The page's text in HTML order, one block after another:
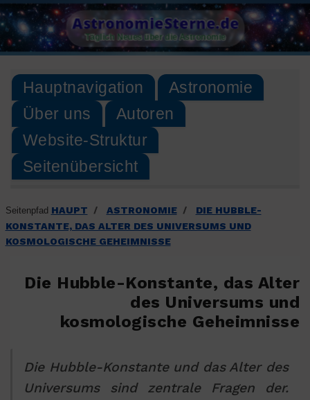
Skip
to
content
AstronomieSterne.de
Täglich Neues über die Astronomie
Hauptnavigation
Astronomie
Über uns
Autoren
Website-Struktur
Seitenübersicht
Seitenpfad HAUPT / ASTRONOMIE /
DIE HUBBLE-
KONSTANTE, DAS ALTER DES UNIVERSUMS UND
KOSMOLOGISCHE GEHEIMNISSE
Die Hubble-Konstante, das Alter
des Universums und
kosmologische Geheimnisse
Die Hubble-Konstante und das Alter des
Universums sind zentrale Fragen der.